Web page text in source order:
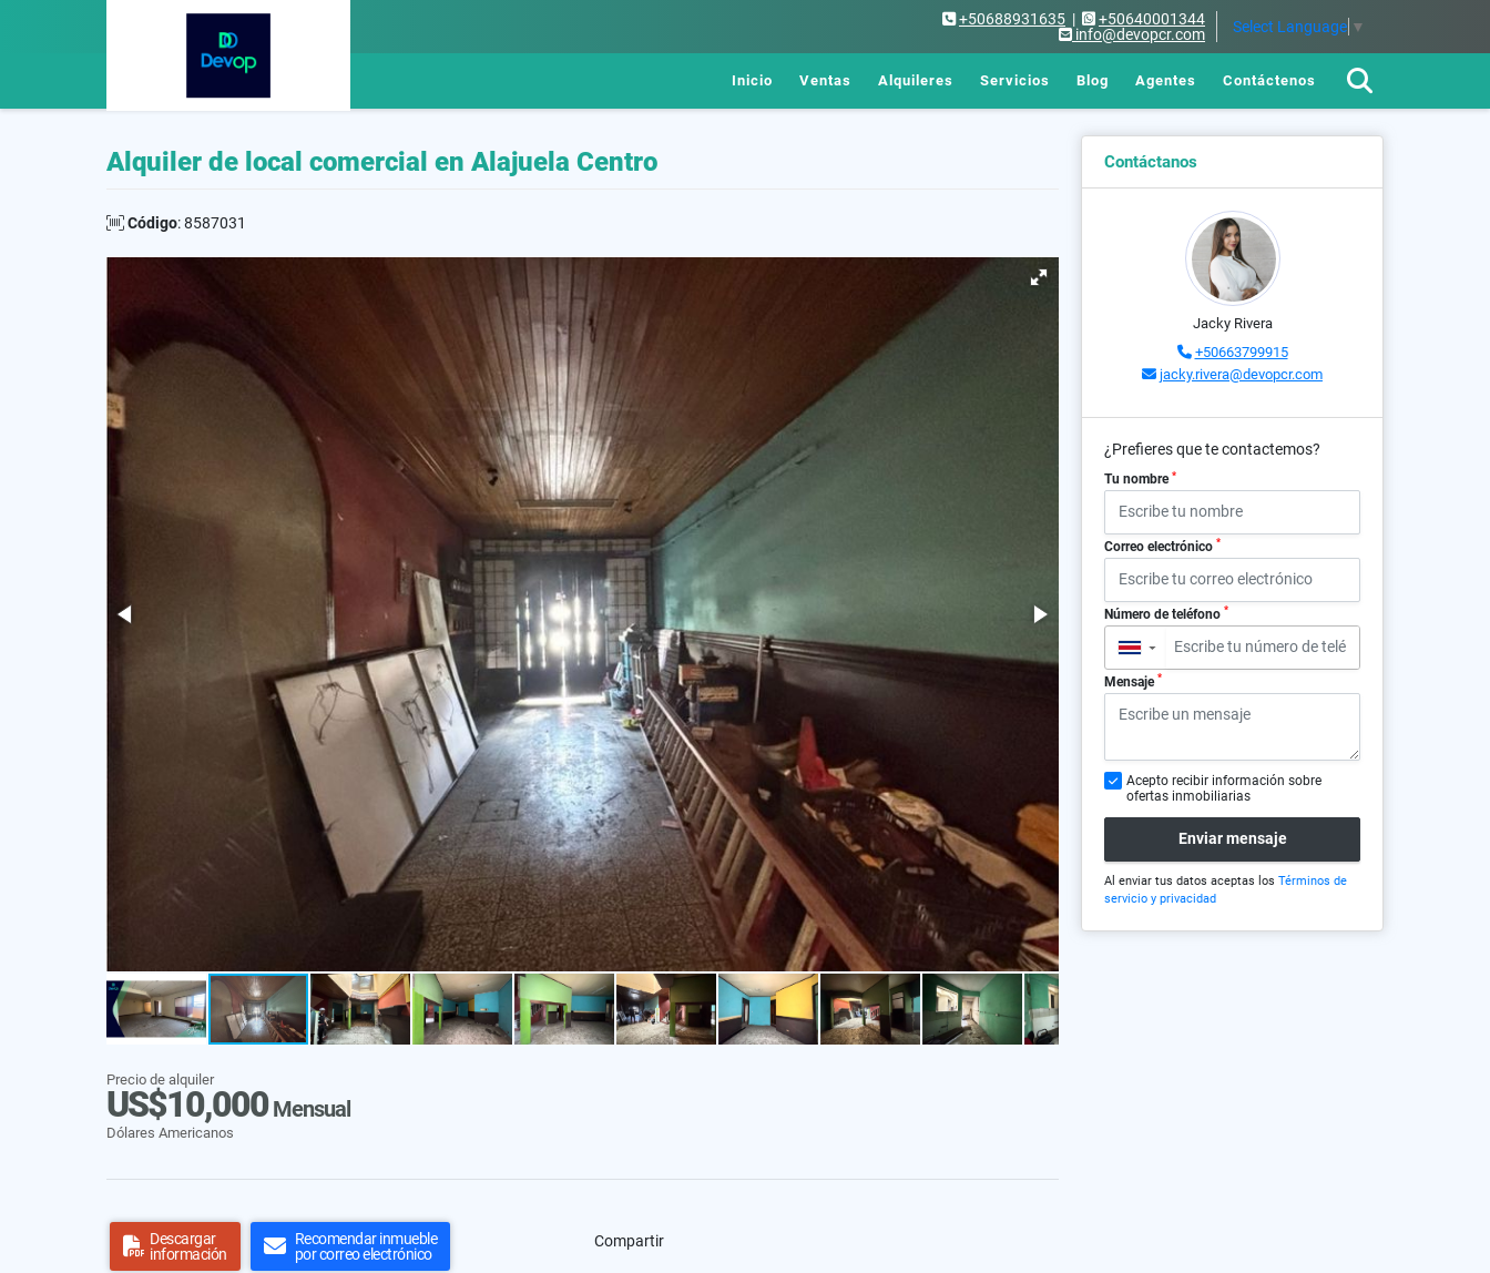
+50688931635 |
+50640001344
info@devopcr.com
Select Language ▼
Inicio Ventas Alquileres Servicios Blog Agentes Contáctenos
Alquiler de local comercial en Alajuela Centro
Código: 8587031
Precio de alquiler
US$10,000Mensual
Dólares Americanos
Descargar
información
Recomendar inmueble
por correo electrónico
Compartir
Contáctanos
Jacky Rivera
+50663799915
jacky.rivera@devopcr.com
¿Prefieres que te contactemos?
Tu nombre *
Correo electrónico *
Número de teléfono *
▼
Mensaje *
Acepto recibir información sobre
ofertas inmobiliarias
Enviar mensaje
Al enviar tus datos aceptas los Términos de
servicio y privacidad